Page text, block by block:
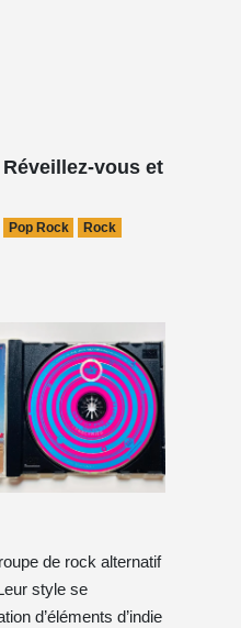
vous et
Pop Rock Rock
de rock alternatif
style se
d’éléments d’indie